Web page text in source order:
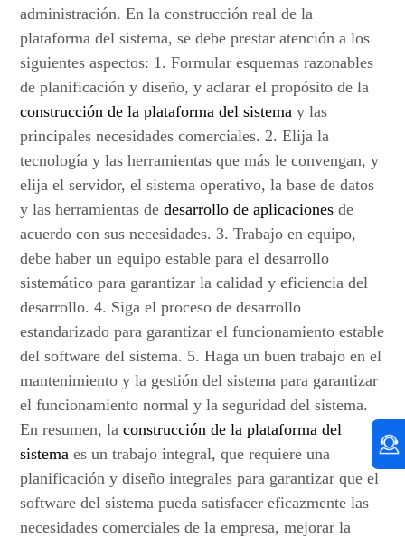
administración. En la construcción real de la
plataforma del sistema, se debe prestar atención a los
siguientes aspectos: 1. Formular esquemas razonables
de planificación y diseño, y aclarar el propósito de la
construcción de la plataforma del sistema y las
principales necesidades comerciales. 2. Elija la
tecnología y las herramientas que más le convengan, y
elija el servidor, el sistema operativo, la base de datos
y las herramientas dedesarrollo de aplicaciones de
acuerdo con sus necesidades. 3. Trabajo en equipo,
debe haber un equipo estable para el desarrollo
sistemático para garantizar la calidad y eficiencia del
desarrollo. 4. Siga el proceso de desarrollo
estandarizado para garantizar el funcionamiento estable
del software del sistema. 5. Haga un buen trabajo en el
mantenimiento y la gestión del sistema para garantizar
el funcionamiento normal y la seguridad del sistema.
En resumen, laconstrucción de la plataforma del
sistema es un trabajo integral, que requiere una
planificación y diseño integrales para garantizar que el
software del sistema pueda satisfacer eficazmente las
necesidades comerciales de la empresa, mejorar la